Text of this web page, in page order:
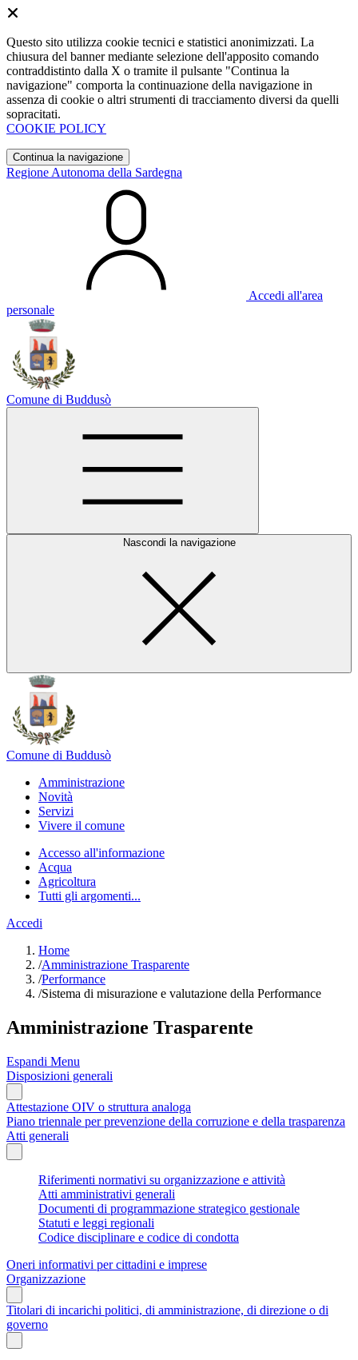
Questo sito utilizza cookie tecnici e statistici anonimizzati. La
chiusura del banner mediante selezione dell'apposito comando
contraddistinto dalla X o tramite il pulsante "Continua la
navigazione" comporta la continuazione della navigazione in
assenza di cookie o altri strumenti di tracciamento diversi da quelli
sopracitati.
COOKIE POLICY
Continua la navigazione
Regione Autonoma della Sardegna
Accedi all'area
personale
Comune di Buddusò
Nascondi la navigazione
Comune di Buddusò
Amministrazione
Novità
Servizi
Vivere il comune
Accesso all'informazione
Acqua
Agricoltura
Tutti gli argomenti...
Accedi
Home
/Amministrazione Trasparente
/Performance
/Sistema di misurazione e valutazione della Performance
Amministrazione Trasparente
Espandi Menu
Disposizioni generali
Attestazione OIV o struttura analoga
Piano triennale per prevenzione della corruzione e della trasparenza
Atti generali
Riferimenti normativi su organizzazione e attività
Atti amministrativi generali
Documenti di programmazione strategico gestionale
Statuti e leggi regionali
Codice disciplinare e codice di condotta
Oneri informativi per cittadini e imprese
Organizzazione
Titolari di incarichi politici, di amministrazione, di direzione o di
governo